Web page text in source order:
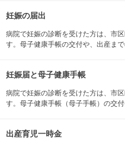
妊娠の届出
病院で妊娠の診断を受けた方は、市
す。母子健康手帳の交付や、出産ま
妊娠届と母子健康手帳
病院で妊娠の診断を受けた方は、市
す。母子健康手帳（母子手帳）の交
出産育児一時金